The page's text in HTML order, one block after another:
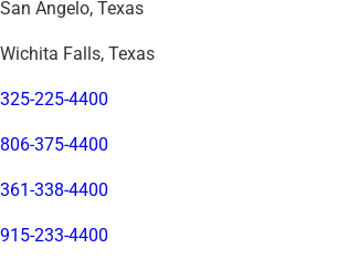
San Angelo, Texas
Wichita Falls, Texas
325-225-4400
806-375-4400
361-338-4400
915-233-4400